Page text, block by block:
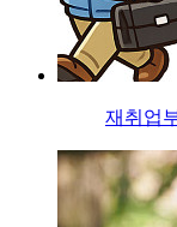
재취업